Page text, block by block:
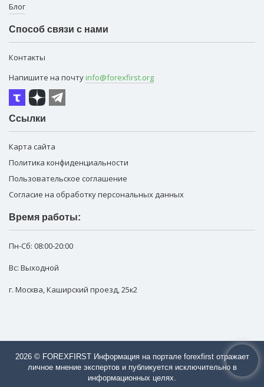
Блог
Способ связи с нами
Контакты
Напишите на почту info@forexfirst.org
Ссылки
Карта сайта
Политика конфиденциальности
Пользовательское соглашение
Согласие на обработку персональных данных
Время работы:
Пн-Сб: 08:00-20:00
Вс: Выходной
г. Москва,Каширский проезд, 25к2
2026 © FOREXFIRST Информация на портале forexfirst отражает
личное мнение экспертов и публикуется исключительно в
информационных целях.